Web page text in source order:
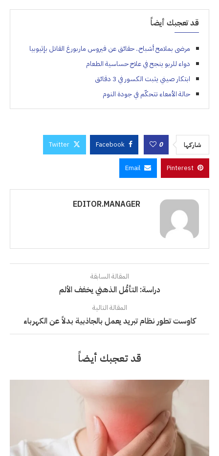
قد تعجبك أيضاً
مرضى بملامح أشباح.. حقائق عن فيروس ماربورغ القاتل بإثيوبيا
دواء للربو ينجح في علاج حساسية الطعام
ابتكار صيني يثبت الكسور في 3 دقائق
حالة الأمعاء تتحكّم في جودة النوم
شاركها 0
Facebook
Twitter
Pinterest
Email
EDITOR.MANAGER
المقالة السابقة
دراسة: التأمُّل الذهني يخفف الألم
المقالة التالية
كاوست تطور نظام تبريد يعمل بالجاذبية بدلاً عن الكهرباء
قد تعجبك أيضاً